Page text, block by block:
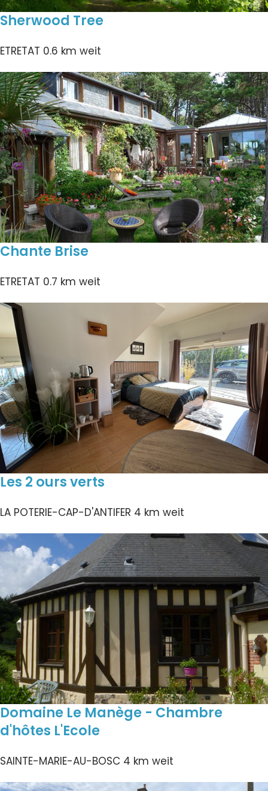
Sherwood Tree
ETRETAT 0.6 km weit
Chante Brise
ETRETAT 0.7 km weit
Les 2 ours verts
LA POTERIE-CAP-D'ANTIFER 4 km weit
Domaine Le Manège - Chambre
d'hôtes L'Ecole
SAINTE-MARIE-AU-BOSC 4 km weit